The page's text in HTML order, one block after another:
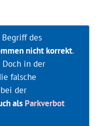
des
nicht korrekt.
in der
falsche
der
als Parkverbot